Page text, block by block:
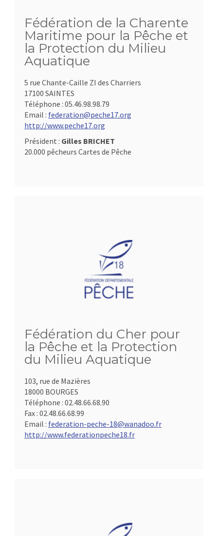
Fédération de la Charente
Maritime pour la Pêche et
la Protection du Milieu
Aquatique
5 rue Chante-Caille ZI des Charriers
17100 SAINTES
Téléphone : 05.46.98.98.79
Email : federation@peche17.org
http://www.peche17.org
Président : Gilles BRICHET
20.000 pêcheurs Cartes de Pêche
Fédération du Cher pour
la Pêche et la Protection
du Milieu Aquatique
103, rue de Mazières
18000 BOURGES
Téléphone : 02.48.66.68.90
Fax : 02.48.66.68.99
Email : federation-peche-18@wanadoo.fr
http://www.federationpeche18.fr